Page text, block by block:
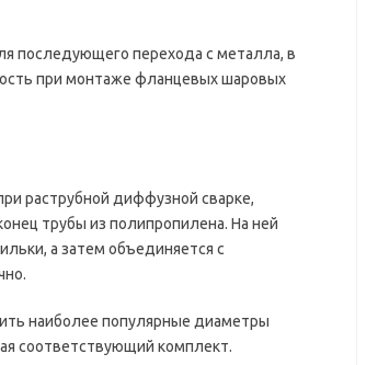
последующего перехода с металла, в
при монтаже фланцевых шаровых
раструбной диффузной сварке,
трубы из полипропилена. На ней
а затем объединяется с
наиболее популярные диаметры
соответствующий комплект.